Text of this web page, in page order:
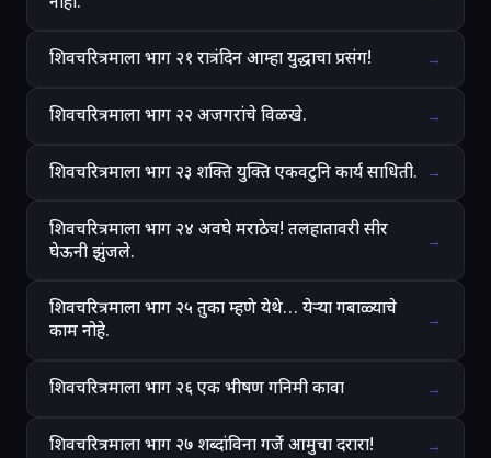
शिवचरित्रमाला भाग २१ रात्रंदिन आम्हा युद्धाचा प्रसंग! →
शिवचरित्रमाला भाग २२ अजगरांचे विळखे. →
शिवचरित्रमाला भाग २३ शक्ति युक्ति एकवटुनि कार्य साधिती. →
शिवचरित्रमाला भाग २४ अवघे मराठेच! तलहातावरी सीर
घेऊनी झुंजले.
→
शिवचरित्रमाला भाग २५ तुका म्हणे येथे… येऱ्या गबाळ्याचे
काम नोहे.
→
शिवचरित्रमाला भाग २६ एक भीषण गनिमी कावा →
शिवचरित्रमाला भाग २७ शब्दांविना गर्जे आमुचा दरारा! →